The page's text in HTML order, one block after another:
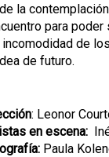
la
para
incomodidad de
de futuro.
: Leonor
en escena:
Paula